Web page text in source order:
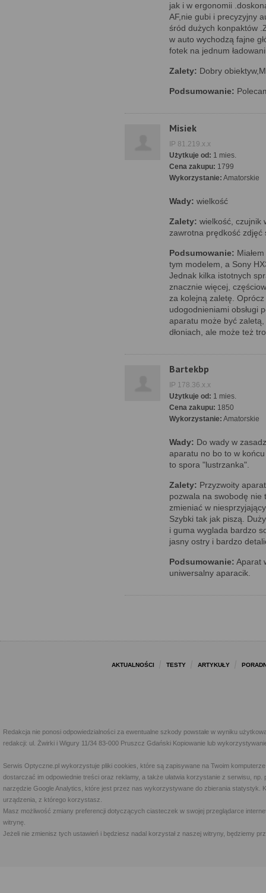
jak i w ergonomii
AF,nie gubi i precyzyjny
śród dużych konpaktów
w auto wychodzą fajne
fotek na jednum
Zalety: Dobry
Podsumowanie:
Misiek
IP 81.219.x.x
Użytkuje od: 1 mies.
Cena zakupu: 1799
Wykorzystanie: Amatorskie
Wady: wielkość
Zalety: wielkość, czujnik
zawrotna prędkość
Podsumowanie:
tym modelem, a Sony
Jednak kilka istotnych
znacznie więcej,
za kolejną zaletę.
udogodnieniami obsługi
aparatu może być
dłoniach, ale może też
Bartekbp
IP 178.36.x.x
Użytkuje od: 1 mies.
Cena zakupu: 1850
Wykorzystanie: Amatorskie
Wady: Do wady w
aparatu no bo to w
to spora "lustrzanka".
Zalety: Przyzwoity
pozwala na swobodę nie
zmieniać w
Szybki tak jak piszą.
i guma wyglada bardzo
jasny ostry i bardzo
Podsumowanie: Aparat
uniwersalny aparacik.
AKTUALNOŚCI TESTY ARTYKUŁY
Redakcja nie ponosi odpowiedzialności za ewentualne szkody powstałe w wyniku
redakcji: ul. Żwirki i Wigury 11/34 83-000 Pruszcz Gdański Kopiowanie lub
Serwis Optyczne.pl wykorzystuje pliki cookies, które są zapisywane na Twoim
dostarczać im odpowiednie treści oraz reklamy, a także ułatwia korzystanie z serwisu,
narzędzie Google Analytics, które jest przez nas wykorzystywane do zbierania statystyk.
urządzenia, z którego korzystasz.
Masz możliwość zmiany preferencji dotyczących ciasteczek w swojej przeglądarce
witrynę.
Jeżeli nie zmienisz tych ustawień i będziesz nadal korzystał z naszej witryny, będziemy